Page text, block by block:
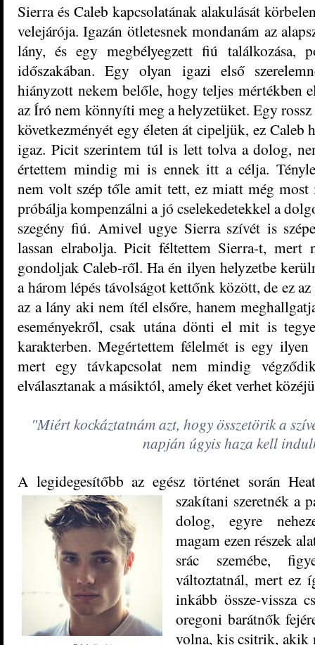
Sierra és Caleb kapcsolatának alakulását
velejárója. Igazán ötletesnek mondanám az
lány, és egy megbélyegzett fiú találkozása,
időszakában. Egy olyan igazi első
hiányzott nekem belőle, hogy teljes mértékben
az Író nem könnyíti meg a helyzetüket. Egy
következményét egy életen át cipeljük, ez Caleb
igaz. Picitszerintem túl is lett tolva a dolog,
értettem mindig mi is ennek itt a célja.
nem volt szép tőle amit tett, ez miatt még most
próbálja kompenzálni a jó cselekedetekkel a
szegény fiú. Amivel ugye Sierra szívét is
lassan elrabolja. Picit féltettem Sierra-t,
gondoljak Caleb-ről. Ha én ilyen helyzetbe
a három lépés távolságot kettőnk között, de ez
az a lány aki nem ítél elsőre, hanem
eseményekről, csak utána dönti el mit is
karakterben. Megértettem félelmét is egy
mert egy távkapcsolat nem mindig
elválasztanak a másiktól, amely éket verhet
"Miért kockáztatnám azt, hogy összetörik a
napján úgyis haza kell
A legidegesítőbb az egész történet során
szakítani szeretnék a
dolog, egyre
magam ezen részek
srác szemébe,
változtatnál, mert ez
inkább össze-vissza
oregoni barátnők
volna, kis csitrik, akik